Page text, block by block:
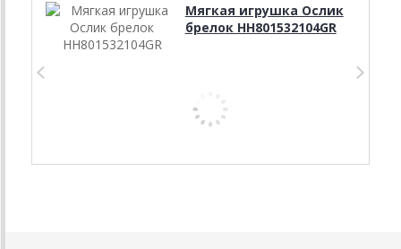
Мягкая игрушка Ослик
брелок HH801532104GR